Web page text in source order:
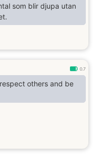
som blir djupa utan
0.7
others and be